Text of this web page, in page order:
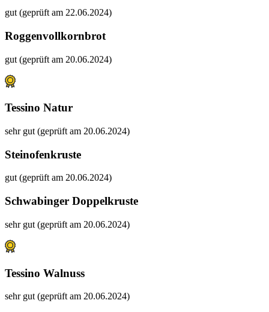
gut (geprüft am 22.06.2024)
Roggenvollkornbrot
gut (geprüft am 20.06.2024)
Tessino Natur
sehr gut (geprüft am 20.06.2024)
Steinofenkruste
gut (geprüft am 20.06.2024)
Schwabinger Doppelkruste
sehr gut (geprüft am 20.06.2024)
Tessino Walnuss
sehr gut (geprüft am 20.06.2024)